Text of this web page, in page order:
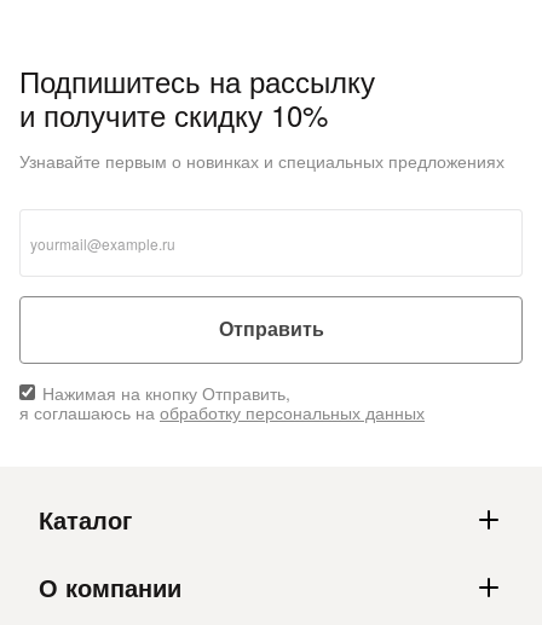
Подпишитесь на рассылку
и получите скидку 10%
Узнавайте первым о новинках и специальных предложениях
Отправить
Нажимая на кнопку Отправить,
я соглашаюсь на обработку персональных данных
Каталог
О компании